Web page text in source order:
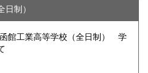
制）
館工業高等学校（全日制） 学